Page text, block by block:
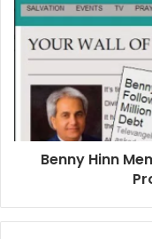
Benny Hinn